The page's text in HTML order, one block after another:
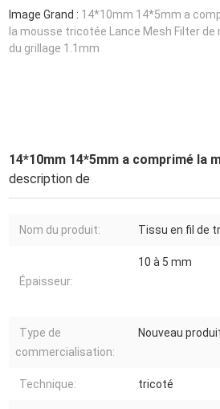
Image Grand : 14*10mm 14*5mm a
la mousse tricotée Lance Mesh Filter de
du grillage 1.1mm
14*10mm 14*5mm a comprimé la
description de
Nom du produit: Tissu en fil de
Épaisseur:
10 à 5 mm
Type de
commercialisation:
Nouveau
Technique: tricoté